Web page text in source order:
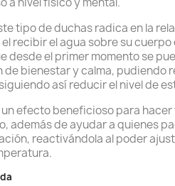
tipo de duchas radica en la
recibir el agua sobre su cuerpo
desde el primer momento se
de bienestar y calma, pudiendo
así reducir el nivel de
efecto beneficioso para
además de ayudar a quienes
reactivándola al poder